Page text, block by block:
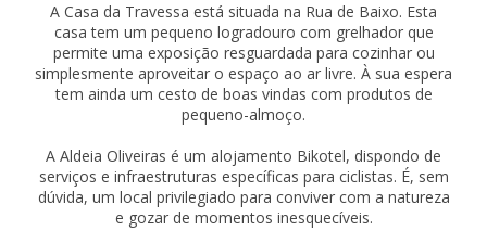
A Casa da Travessa está situada na Rua de Baixo. Esta
casa tem um pequeno logradouro com grelhador que
permite uma exposição resguardada para cozinhar ou
simplesmente aproveitar o espaço ao ar livre. À sua espera
tem ainda um cesto de boas vindas com produtos de
pequeno-almoço.
A Aldeia Oliveiras é um alojamento Bikotel, dispondo de
serviços e infraestruturas específicas para ciclistas. É, sem
dúvida, um local privilegiado para conviver com a natureza
e gozar de momentos inesquecíveis.